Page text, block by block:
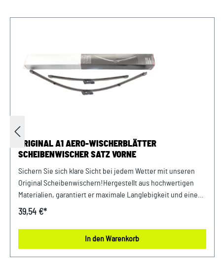
ORIGINAL A1 AERO-WISCHERBLÄTTER
SCHEIBENWISCHER SATZ VORNE
Sichern Sie sich klare Sicht bei jedem Wetter mit unseren
Original Scheibenwischern!Hergestellt aus hochwertigen
Materialien, garantiert er maximale Langlebigkeit und eine
zuverlässige Wischleistung. Dank seiner exakten Passform
effektive Reinigungstechnologie für kristallklare Scheiben
sorgt. Verlassen Sie sich auf gewohnte Originalteile Qualität
39,54 €*
In den Warenkorb